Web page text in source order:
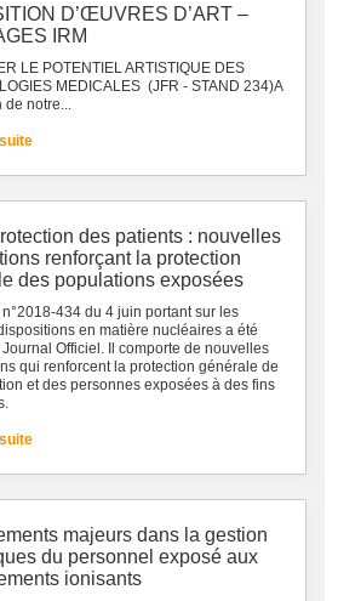
D’ŒUVRES D’ART –
IRM
LE POTENTIEL ARTISTIQUE DES
MEDICALES (JFR - STAND 234)A
de notre...
des patients : nouvelles
renforçant la protection
des populations exposées
n°2018-434 du 4 juin portant sur les
en matière nucléaires a été
Officiel. Il comporte de nouvelles
qui renforcent la protection générale de
et des personnes exposées à des fins
majeurs dans la gestion
du personnel exposé aux
ionisants